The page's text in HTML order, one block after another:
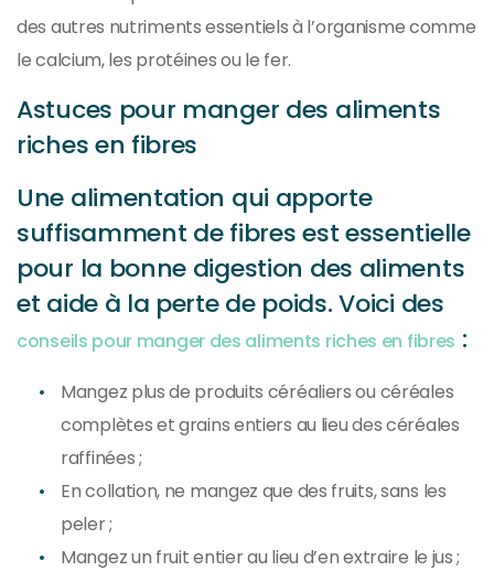
des autres nutriments essentiels à l’organisme comme
le calcium, les protéines ou le fer.
Astuces pour manger des aliments
riches en fibres
Une alimentation qui apporte
suffisamment de fibres est essentielle
pour la bonne digestion des aliments
et aide à la perte de poids. Voici des
conseils pour manger des aliments riches en fibres :
Mangez plus de produits céréaliers ou céréales
complètes et grains entiers au lieu des céréales
raffinées ;
En collation, ne mangez que des fruits, sans les
peler ;
Mangez un fruit entier au lieu d’en extraire le jus ;